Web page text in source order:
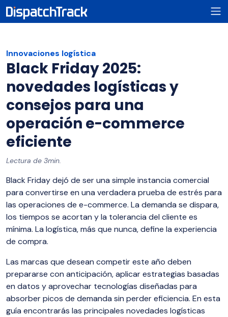
Innovaciones logística
Black Friday 2025:
novedades logísticas y
consejos para una
operación e-commerce
eficiente
Lectura de 3min.
Black Friday dejó de ser una simple instancia comercial
para convertirse en una verdadera prueba de estrés para
las operaciones de e-commerce. La demanda se dispara,
los tiempos se acortan y la tolerancia del cliente es
mínima. La logística, más que nunca, define la experiencia
de compra.
Las marcas que desean competir este año deben
prepararse con anticipación, aplicar estrategias basadas
en datos y aprovechar tecnologías diseñadas para
absorber picos de demanda sin perder eficiencia. En esta
guía encontrarás las principales novedades logísticas